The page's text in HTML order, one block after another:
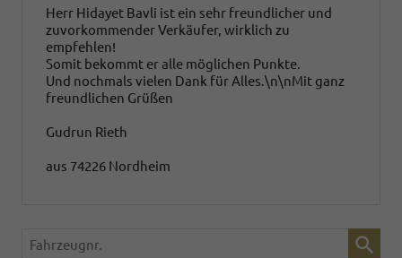
Herr Hidayet Bavli ist ein sehr freundlicher und
zuvorkommender Verkäufer, wirklich zu
empfehlen!
Somit bekommt er alle möglichen Punkte.
Und nochmals vielen Dank für Alles.\n\nMit ganz
freundlichen Grüßen
Gudrun Rieth
aus 74226 Nordheim
Fahrzeugnr.